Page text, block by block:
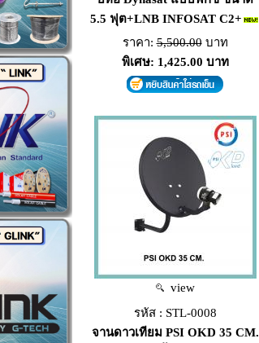
5.5 ฟุต+LNB INFOSAT C2+
ราคา:5,500.00บาท
พิเศษ: 1,425.00 บาท
view
รหัส : STL-0008
จานดาวเทียม PSI OKD 35 CM.